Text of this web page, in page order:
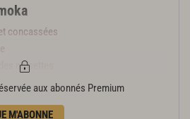
concassées
noisettes
aux abonnés Premium
M'ABONNE